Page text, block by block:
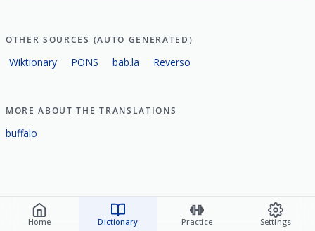
Home Dictionary Practice Settings
OTHER SOURCES (AUTO GENERATED)
Wiktionary PONS bab.la Reverso
MORE ABOUT THE TRANSLATIONS
buffalo